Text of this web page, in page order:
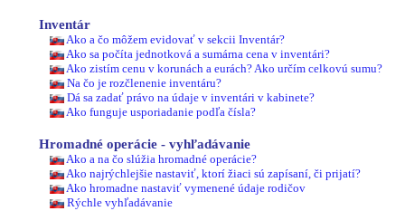
Inventár
Ako a čo môžem evidovať v sekcii Inventár?
Ako sa počíta jednotková a sumárna cena v inventári?
Ako zistím cenu v korunách a eurách? Ako určím celkovú sumu?
Na čo je rozčlenenie inventáru?
Dá sa zadať právo na údaje v inventári v kabinete?
Ako funguje usporiadanie podľa čísla?
Hromadné operácie - vyhľadávanie
Ako a na čo slúžia hromadné operácie?
Ako najrýchlejšie nastaviť, ktorí žiaci sú zapísaní, či prijatí?
Ako hromadne nastaviť vymenené údaje rodičov
Rýchle vyhľadávanie